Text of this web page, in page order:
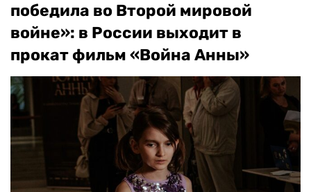
победила во Второй мировой
войне»: в России выходит в
прокат фильм «Война Анны»